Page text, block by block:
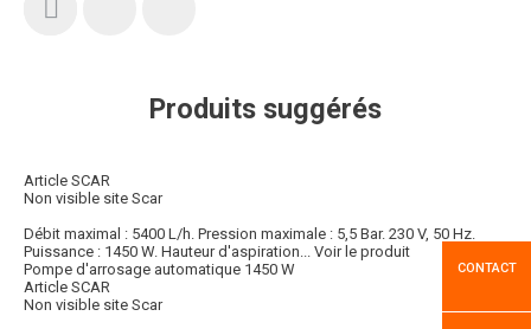
Produits suggérés
Article SCAR
Non visible site Scar
Débit maximal : 5400 L/h. Pression maximale : 5,5 Bar. 230 V, 50 Hz.
Puissance : 1450 W. Hauteur d'aspiration...
Voir le produit
Pompe d'arrosage automatique 1450 W
Article SCAR
Non visible site Scar
CONTACT